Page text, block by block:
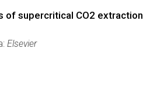
of supercritical CO2 extraction
Elsevier